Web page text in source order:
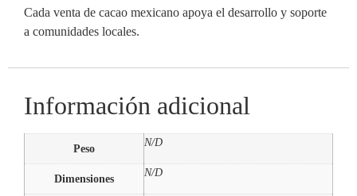
Cada venta de cacao mexicano apoya el desarrollo y soporte
a comunidades locales.
Información adicional
Peso N/D
Dimensiones N/D